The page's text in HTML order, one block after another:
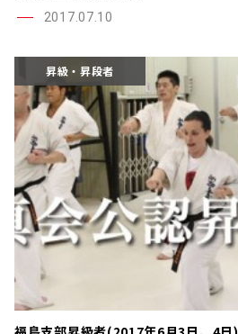
2017.07.10
昇級・昇段者